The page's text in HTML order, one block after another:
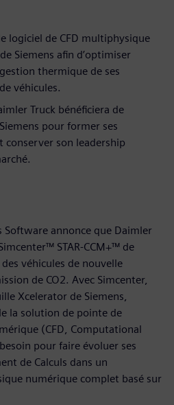
logiciel de CFD multiphysique
Siemens afin d’optimiser
thermique de ses
véhicules.
Truck bénéficiera de
pour former ses
conserver son leadership
Software annonce que Daimler
STAR-CCM+™ de
véhicules de nouvelle
de CO2. Avec Simcenter,
Xcelerator de Siemens,
la solution de pointe de
(CFD, Computational
pour faire évoluer ses
de Calculs dans un
numérique complet basé sur